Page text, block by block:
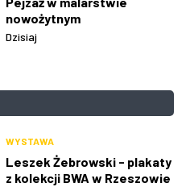
nowożytnym
Dzisiaj
WYSTAWA
Leszek Żebrowski - plakaty
z kolekcji BWA w Rzeszowie